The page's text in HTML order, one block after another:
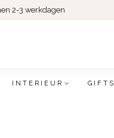
2-3 werkdagen
INTERIEUR GIFTS